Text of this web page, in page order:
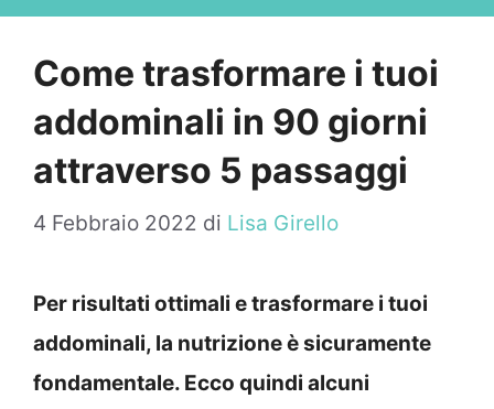
Come trasformare i tuoi
addominali in 90 giorni
attraverso 5 passaggi
4 Febbraio 2022 di Lisa Girello
Per risultati ottimali e trasformare i tuoi
addominali, la nutrizione è sicuramente
fondamentale. Ecco quindi alcuni